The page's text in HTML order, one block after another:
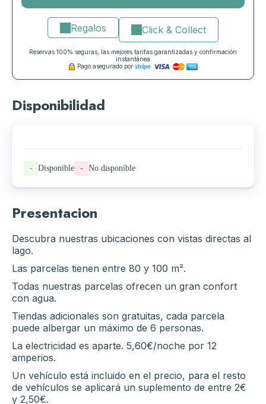
Regalos Click & Collect
Reservas 100% seguras, las mejores tarifas garantizadas y confirmación
instantánea
Pago asegurado por
Disponibilidad
- Disponible - No disponible
Presentacion
Descubra nuestras ubicaciones con vistas directas al
lago.
Las parcelas tienen entre 80 y 100 m².
Todas nuestras parcelas ofrecen un gran confort
con agua.
Tiendas adicionales son gratuitas, cada parcela
puede albergar un máximo de 6 personas.
La electricidad es aparte. 5,60€/noche por 12
amperios.
Un vehículo está incluido en el precio, para el resto
de vehículos se aplicará un suplemento de entre 2€
y 2,50€.